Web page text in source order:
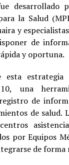
desarrollado
la Salud
y
de
y oportuna.
esta estrategia
10, una
de
de salud.
por Equipos
de forma